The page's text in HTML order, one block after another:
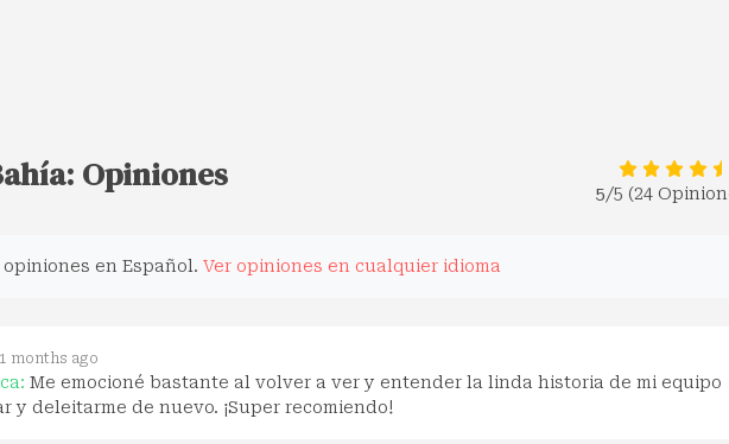
Opiniones 5/5 (24
en Español. Ver opiniones en cualquier idioma
months ago
Me emocioné bastante al volver a ver y entender la linda historia de mi equipo
y deleitarme de nuevo. ¡Super recomiendo!